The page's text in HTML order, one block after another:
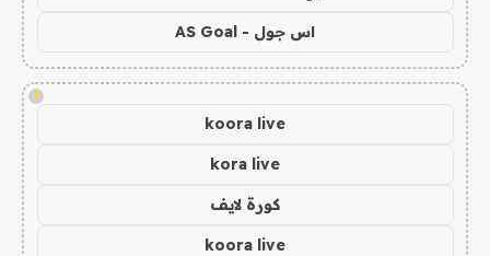
اس جول - AS Goal
!
koora live
kora live
كورة لايف
koora live